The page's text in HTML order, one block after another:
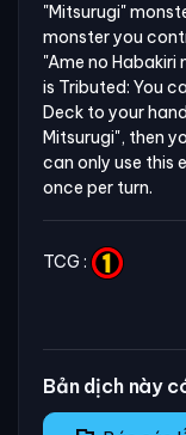
"Mitsurugi"
monster you
"Ame no Habakiri
is Tributed: You
Deck to your
Mitsurugi", then
can only use this
once per turn.
TCG :
Bản dịch này